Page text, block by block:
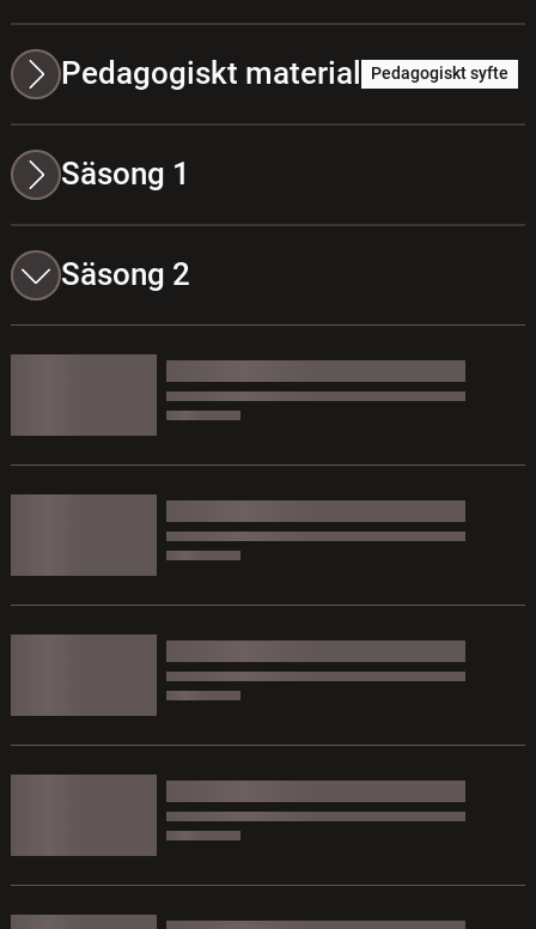
Pedagogiskt material Pedagogiskt syfte
Säsong 1
Säsong 2